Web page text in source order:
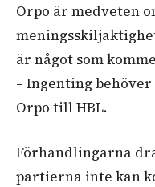
Orpo är medveten
är något som
– Ingenting
Orpo till HBL.
Förhandlingarna
partierna inte kan